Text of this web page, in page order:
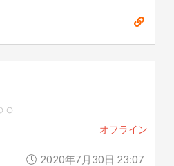
オフライン
2020年7月30日 23:07